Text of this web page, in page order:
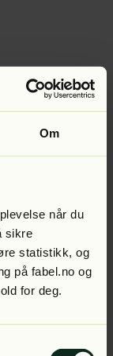
Om
når du
sikre
statistikk, og
på fabel.no og
for deg.